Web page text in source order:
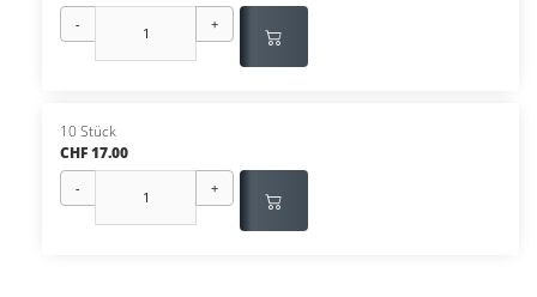
- +
10 Stück
CHF 17.00
- +